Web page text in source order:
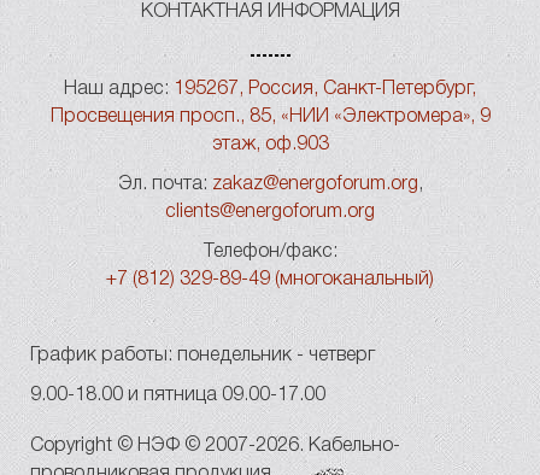
КОНТАКТНАЯ ИНФОРМАЦИЯ
Наш адрес: 195267, Россия, Санкт-Петербург,
Просвещения просп., 85, «НИИ «Электромера», 9
этаж, оф.903
Эл. почта: zakaz@energoforum.org ,
clients@energoforum.org
Телефон/факс:
+7 (812) 329-89-49 (многоканальный)
График работы: понедельник - четверг
9.00-18.00 и пятница 09.00-17.00
Copyright © НЭФ © 2007-2026. Кабельно-